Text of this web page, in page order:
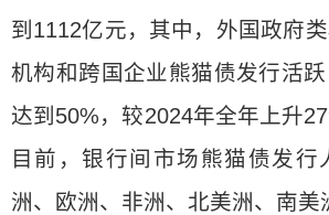
到1112亿元，其中，外国政府
机构和跨国企业熊猫债发行活
达到50%，较2024年全年上升
目前，银行间市场熊猫债发行
洲、欧洲、非洲、北美洲、南美